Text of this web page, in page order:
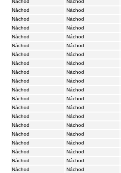
Náchod
Náchod
Náchod
Náchod
Náchod
Náchod
Náchod
Náchod
Náchod
Náchod
Náchod
Náchod
Náchod
Náchod
Náchod
Náchod
Náchod
Náchod
Náchod
Náchod
Náchod
Náchod
Náchod
Náchod
Náchod
Náchod
Náchod
Náchod
Náchod
Náchod
Náchod
Náchod
Náchod
Náchod
Náchod
Náchod
Náchod
Náchod